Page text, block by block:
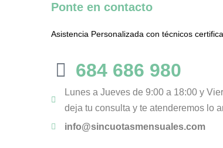
Ponte en contacto
Asistencia Personalizada con técnicos
684 686 980
Lunes a Jueves de 9:00 a 18:00 y
deja tu consulta y te atenderemos lo
info@sincuotasmensuales.com